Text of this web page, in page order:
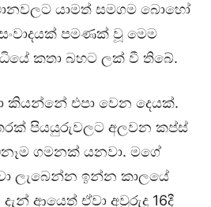
යාමත් සමගම බොහෝ
පමණක් වූ මෙම
කතා බහට ලක් වී තිබේ.
කියන්නේ එපා වෙන දෙයක්.
පියයුරුවලට අලවන කප්ස්
ගමනක් යනවා. මගේ
ලැබෙන්න ඉන්න කාලයේ
ආයෙත් ඒවා අවුරුදු 16දී